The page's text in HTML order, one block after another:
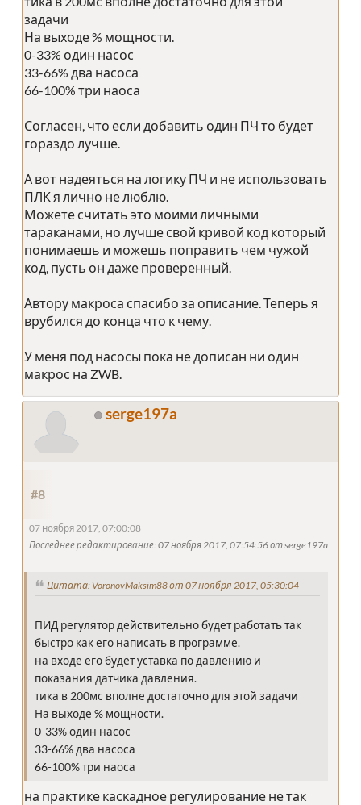
задачи
На выходе % мощности.
0-33% один насос
33-66% два насоса
66-100% три наоса
Согласен, что если добавить один ПЧ то будет
гораздо лучше.
А вот надеяться на логику ПЧ и не использовать
ПЛК я лично не люблю.
Можете считать это моими личными
тараканами, но лучше свой кривой код который
понимаешь и можешь поправить чем чужой
код, пусть он даже проверенный.
Автору макроса спасибо за описание. Теперь я
врубился до конца что к чему.
У меня под насосы пока не дописан ни один
макрос на ZWB.
serge197a
#8
07 ноября 2017, 07:00:08
Последнее редактирование: 07 ноября 2017, 07:54:56 от serge197a
Цитата: VoronovMaksim88 от 07 ноября 2017, 05:30:04
ПИД регулятор действительно будет работать так
быстро как его написать в программе.
на входе его будет уставка по давлению и
показания датчика давления.
тика в 200мс вполне достаточно для этой задачи
На выходе % мощности.
0-33% один насос
33-66% два насоса
66-100% три наоса
на практике каскадное регулирование не так